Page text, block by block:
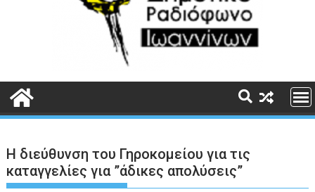
Η διεύθυνση του Γηροκομείου για τις
καταγγελίες για ”άδικες απολύσεις”